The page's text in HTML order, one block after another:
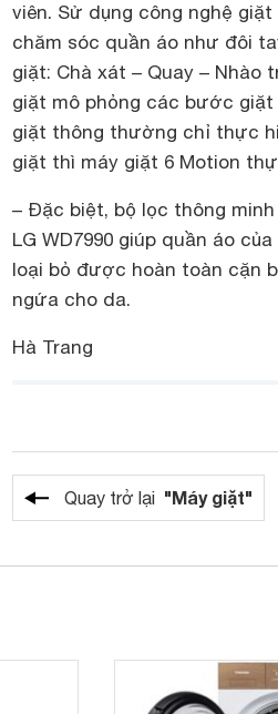
viên. Sử dụng công nghệ
chăm sóc quần áo như đôi
giặt: Chà xát – Quay –
giặt mô phỏng các bước
giặt thông thường chỉ thực
giặt thì máy giặt 6 Motion
– Đặc biệt, bộ lọc thông
LG WD7990 giúp quần áo
loại bỏ được hoàn toàn cặn
ngứa cho da.
Hà Trang
Quay trở lại "Máy giặt"